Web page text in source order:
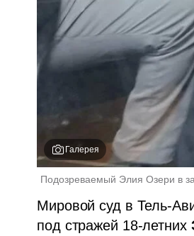
Галерея
Подозреваемый Элия Озери в
Мировой суд в Тель-
под стражей 18-летних